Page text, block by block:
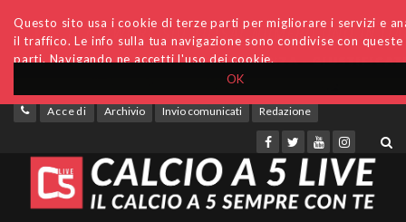
OK
Questo sito usa i cookie di terze parti per migliorare i servizi e
il traffico. Le info sulla tua navigazione sono condivise con
parti. Navigando ne accetti l'uso dei cookie.
Accedi Archivio Invio comunicati Redazione